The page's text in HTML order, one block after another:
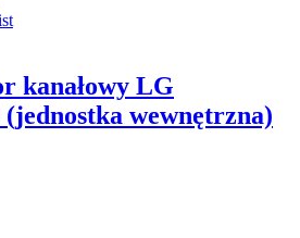
kanałowy LG
wewnętrzna)